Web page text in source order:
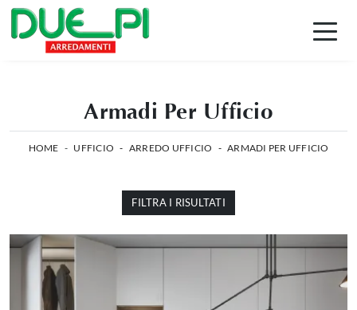
Armadi Per Ufficio
HOME - UFFICIO - ARREDO UFFICIO - ARMADI PER UFFICIO
FILTRA I RISULTATI